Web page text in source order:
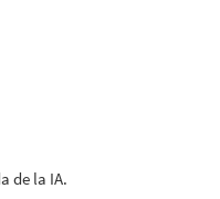
de la IA.